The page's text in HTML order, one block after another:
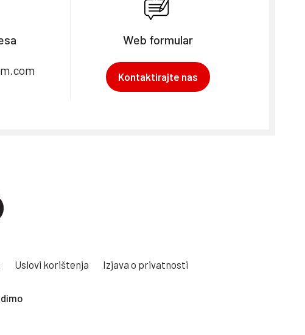
Web formular
Kontaktirajte nas
Uslovi korištenja Izjava o privatnosti